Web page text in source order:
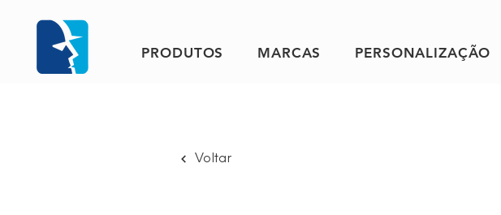
PRODUTOS MARCAS PERSONALIZAÇÃO
Voltar